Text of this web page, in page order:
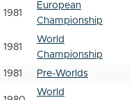
1981
European
Championship
1981
World
Championship
1981 Pre-Worlds
World